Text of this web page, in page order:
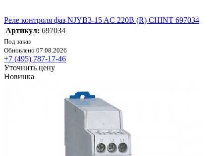
Реле контроля фаз NJYB3-15 AC 220В (R) CHINT 697034
Артикул: 697034
Под заказ
Обновлено 07.08.2026
+7 (495) 787-17-46
Уточнить цену
Новинка